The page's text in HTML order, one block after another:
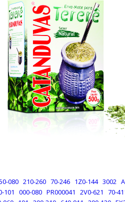
080 210-260 70-246 1Z0-144 3002
101 000-080 PR000041 2V0-621 70-